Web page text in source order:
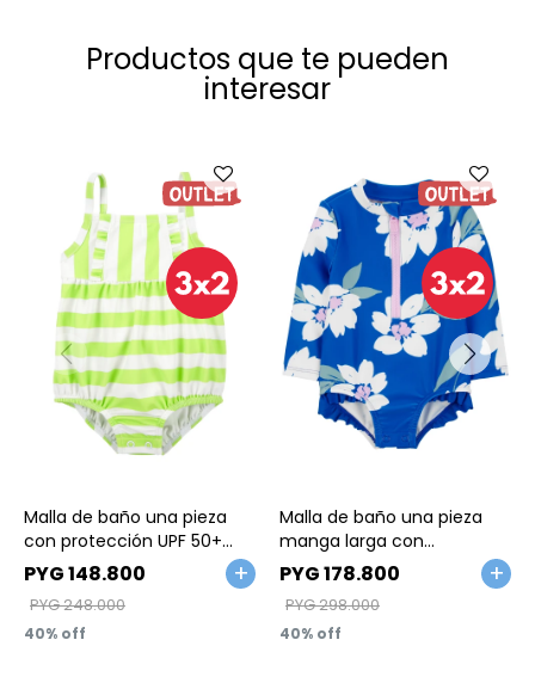
Productos que te pueden
interesar
Malla de baño una pieza
con protección UPF 50+
diseño a rayas
PYG148.800
PYG248.000
40
Malla de baño una pieza
manga larga con
protección UPF 50+ diseño
PYG178.800
PYG298.000
40